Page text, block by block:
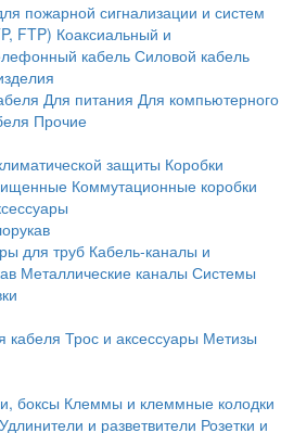
пожарной сигнализации и систем
FTP) Коаксиальный и
кабель Силовой кабель
Для питания Для компьютерного
Прочие
защиты Коробки
Коммутационные коробки
для труб Кабель-каналы и
Металлические каналы Системы
кабеля Трос и аксессуары Метизы
боксы Клеммы и клеммные колодки
Удлинители и разветвители Розетки и